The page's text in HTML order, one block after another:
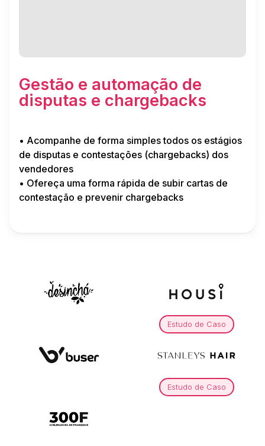
Gestão e automação de
disputas e chargebacks
• Acompanhe de forma simples todos os estágios
de disputas e contestações (chargebacks) dos
vendedores
• Ofereça uma forma rápida de subir cartas de
contestação e prevenir chargebacks
Estudo de Caso
Estudo de Caso